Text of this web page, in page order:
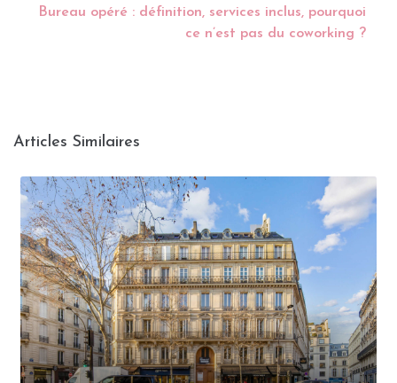
Bureau opéré : définition, services inclus, pourquoi
ce n’est pas du coworking ?
Articles Similaires